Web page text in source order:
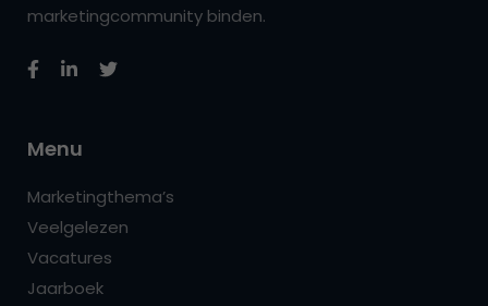
marketingcommunity binden.
Menu
Marketingthema’s
Veelgelezen
Vacatures
Jaarboek